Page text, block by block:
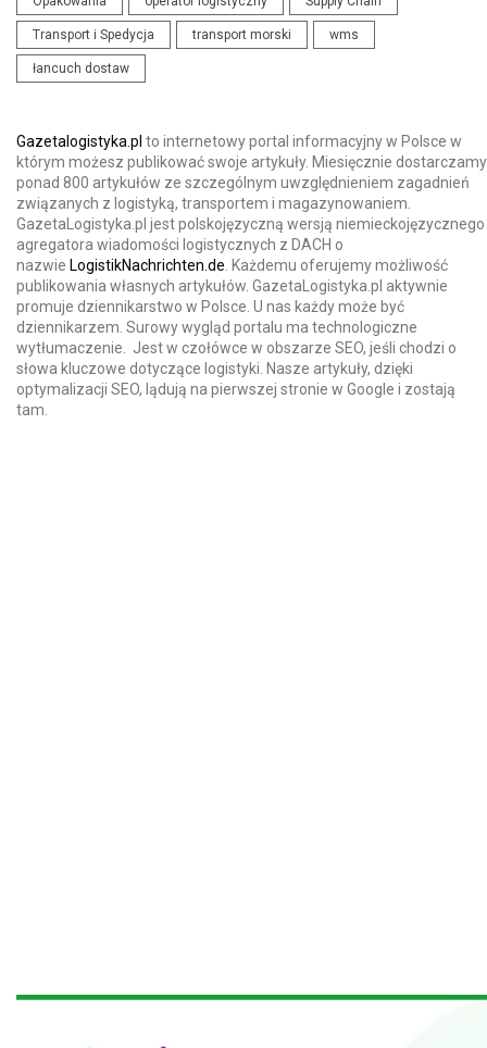
Transport i Spedycja transport morski wms
łancuch dostaw
Gazetalogistyka.pl to internetowy portal informacyjny w Polsce w
którym możesz publikować swoje artykuły. Miesięcznie dostarczamy
ponad 800 artykułów ze szczególnym uwzględnieniem zagadnień
związanych z logistyką, transportem i magazynowaniem.
GazetaLogistyka.pl jest polskojęzyczną wersją niemieckojęzycznego
agregatora wiadomości logistycznych z DACH o
nazwie LogistikNachrichten.de. Każdemu oferujemy możliwość
publikowania własnych artykułów. GazetaLogistyka.pl aktywnie
promuje dziennikarstwo w Polsce. U nas każdy może być
dziennikarzem. Surowy wygląd portalu ma technologiczne
wytłumaczenie. Jest w czołówce w obszarze SEO, jeśli chodzi o
słowa kluczowe dotyczące logistyki. Nasze artykuły, dzięki
optymalizacji SEO, lądują na pierwszej stronie w Google i zostają
tam.